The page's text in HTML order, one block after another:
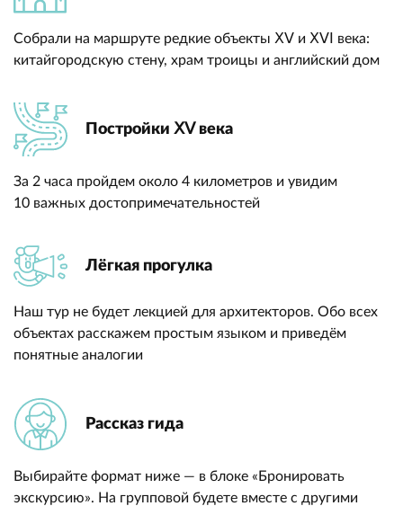
Собрали на маршруте редкие объекты ⅩⅤ и ⅩⅤⅠ века:
китайгородскую стену, храм троицы и английский дом
Постройки ⅩⅤ века
За 2 часа пройдем около 4 километров и увидим
10 важных достопримечательностей
Лёгкая прогулка
Наш тур не будет лекцией для архитекторов. Обо всех
объектах расскажем простым языком и приведём
понятные аналогии
Рассказ гида
Выбирайте формат ниже — в блоке «Бронировать
экскурсию». На групповой будете вместе с другими